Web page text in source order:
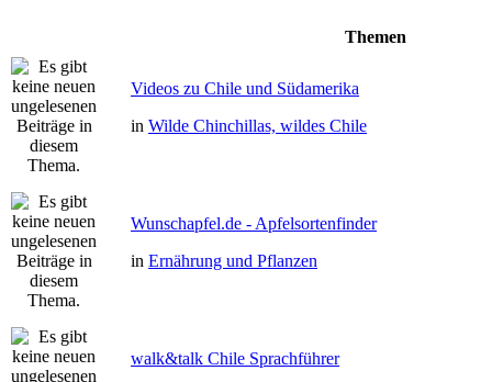
Themen
Videos zu Chile und Südamerika
in Wilde Chinchillas, wildes Chile
Wunschapfel.de - Apfelsortenfinder
in Ernährung und Pflanzen
walk&talk Chile Sprachführer